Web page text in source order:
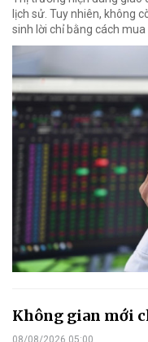
lịch sử. Tuy nhiên, không
sinh lời chỉ bằng cách
Không gian mới